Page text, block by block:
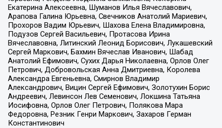
Екатерина Алексеевна, Шуманов Илья Вячеславович,
Арапова Галина Юрьевна, Свечников Анатолий Мариевич,
Прохоров Вадим Юрьевич, Шахова Елена Владимировна,
Подузов Сергей Васильевич, Протасова Ирина
Вячеславовна, Литинский Леонид Борисович, Лукашевский
Сергей Маркович, Бахмин Вячеслав Иванович, Шабад
Анатолий Ефимович, Сухих Дарья Николаевна, Орлов Олег
Петрович, Добровольская Анна Дмитриевна, Королева
Александра Евгеньевна, Смирнов Владимир
Александрович, Вицин Сергей Ефимович, Золотухин Борис
Андреевич, Левинсон Лев Семенович, Локшина Татьяна
Иосифовна, Орлов Олег Петрович, Полякова Мара
Федоровна, Резник Генри Маркович, Захаров Герман
Константинович